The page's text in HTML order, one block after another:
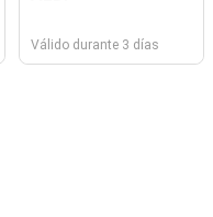
Válido durante 3 días